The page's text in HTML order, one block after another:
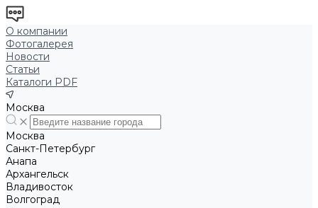
О компании
Фотогалерея
Новости
Статьи
Каталоги PDF
Москва
Москва
Санкт-Петербург
Анапа
Архангельск
Владивосток
Волгоград